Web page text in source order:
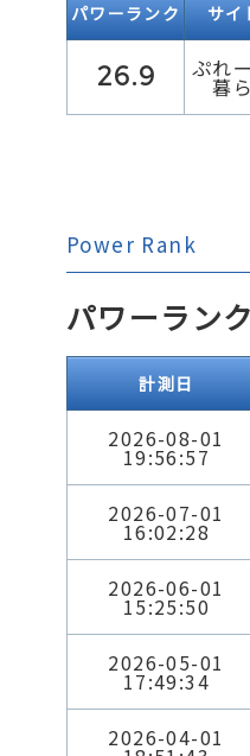
パワーランク サイ
26.9 ぷれ
暮
Power Rank
パワーラン
計測日
2026-08-01
19:56:57
2026-07-01
16:02:28
2026-06-01
15:25:50
2026-05-01
17:49:34
2026-04-01